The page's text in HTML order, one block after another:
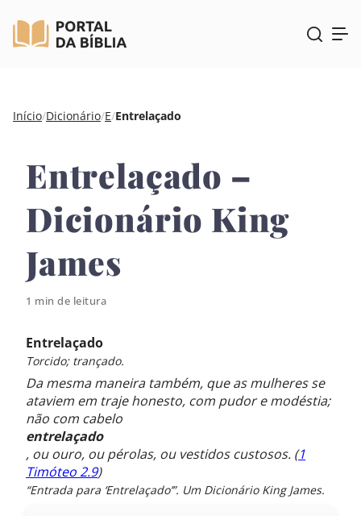
Pular
conteúdo
Início/Dicionário/E/Entrelaçado
Entrelaçado –
Dicionário King
James
1 min de leitura
Entrelaçado
Torcido; trançado.
Da mesma maneira também, que as mulheres se
ataviem em traje honesto, com pudor e modéstia;
não com cabelo
entrelaçado
, ou ouro, ou pérolas, ou vestidos custosos. (1
Timóteo 2.9)
“Entrada para ‘Entrelaçado’”. Um Dicionário King James.